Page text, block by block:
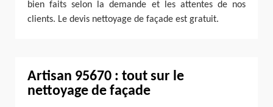
bien faits selon la demande et les attentes de nos
clients. Le devis nettoyage de façade est gratuit.
Artisan 95670 : tout sur le
nettoyage de façade